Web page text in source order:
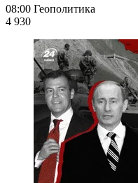
08:00 Геополитика
4 930